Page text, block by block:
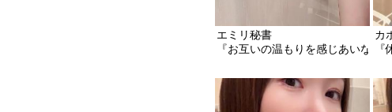
エミリ秘書
『お互いの温もりを感じあいなが
カ